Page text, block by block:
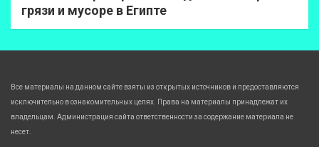
грязи и мусоре в Египте
Все материалы на данном сайте взяты из открытых источников и предоставляются
исключительно в ознакомительных целях. Права на материалы принадлежат их
владельцам. Администрация сайта ответственности за содержание материала не
несет.